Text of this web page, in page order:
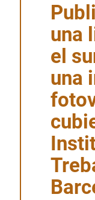
una
el
una